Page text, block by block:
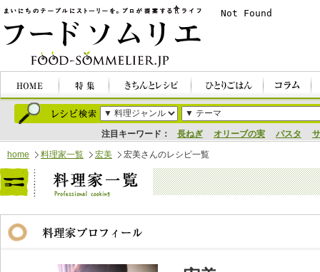
注目キーワード： 長ねぎ オリーブの実 パスタ
home 料理家一覧 宏美 宏美さんのレシピ一覧